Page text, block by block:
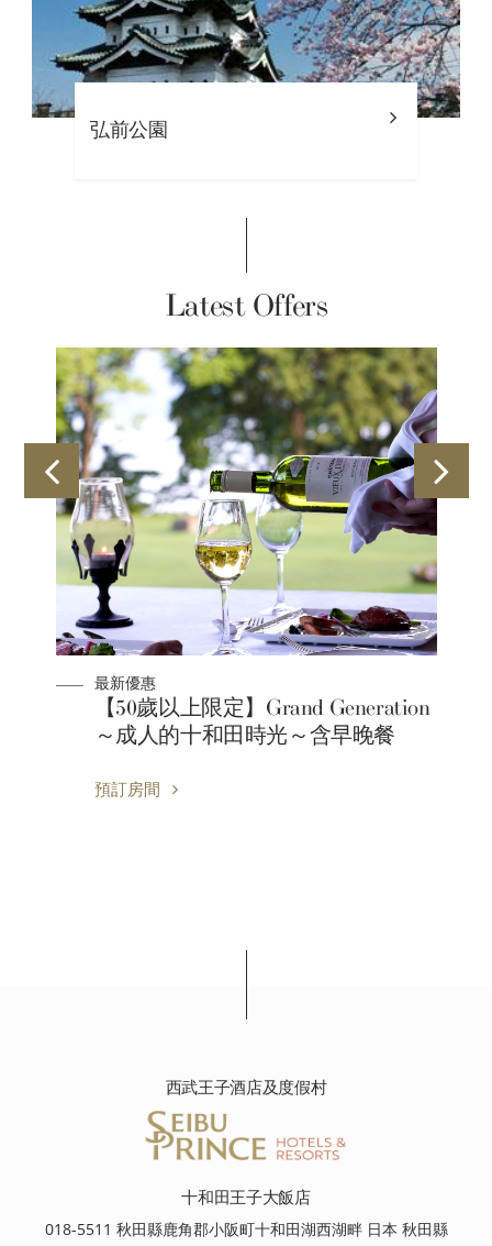
弘前公園
Latest Offers
最新優惠
【50歲以上限定】Grand Generation
～成人的十和田時光～含早晚餐
預訂房間
西武王子酒店及度假村
十和田王子大飯店
018-5511 秋田縣鹿角郡小阪町十和田湖西湖畔 日本 秋田縣